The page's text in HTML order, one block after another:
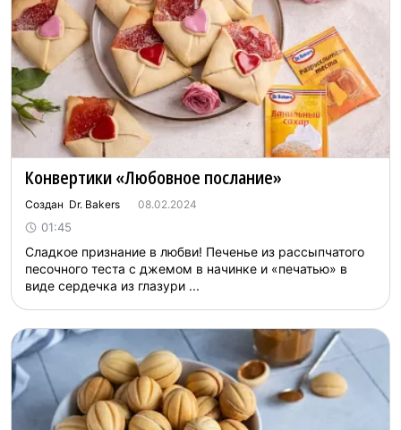
Конвертики «Любовное послание»
Создан Dr. Bakers 08.02.2024
01:45
Сладкое признание в любви! Печенье из рассыпчатого
песочного теста с джемом в начинке и «печатью» в
виде сердечка из глазури ...